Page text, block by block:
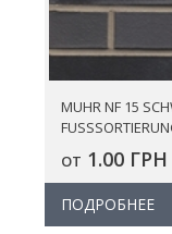
MUHR NF 15
ОТ 1.00 ГРН
ПОДРОБНЕЕ